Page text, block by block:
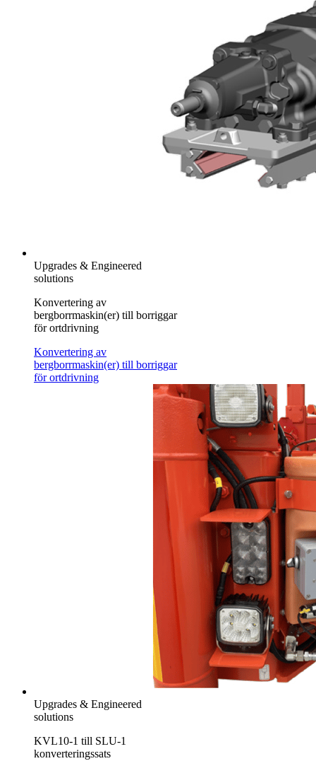
Upgrades & Engineered
solutions
Konvertering av
bergborrmaskin(er) till borriggar
för ortdrivning
Konvertering av
bergborrmaskin(er) till borriggar
för ortdrivning
Upgrades & Engineered
solutions
KVL10-1 till SLU-1
konverteringssats